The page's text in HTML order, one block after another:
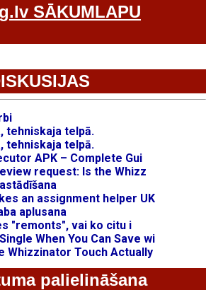
SĀKUMLAPU
palielināšana